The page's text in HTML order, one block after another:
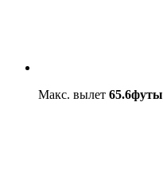
Макс. вылет 65.6футы